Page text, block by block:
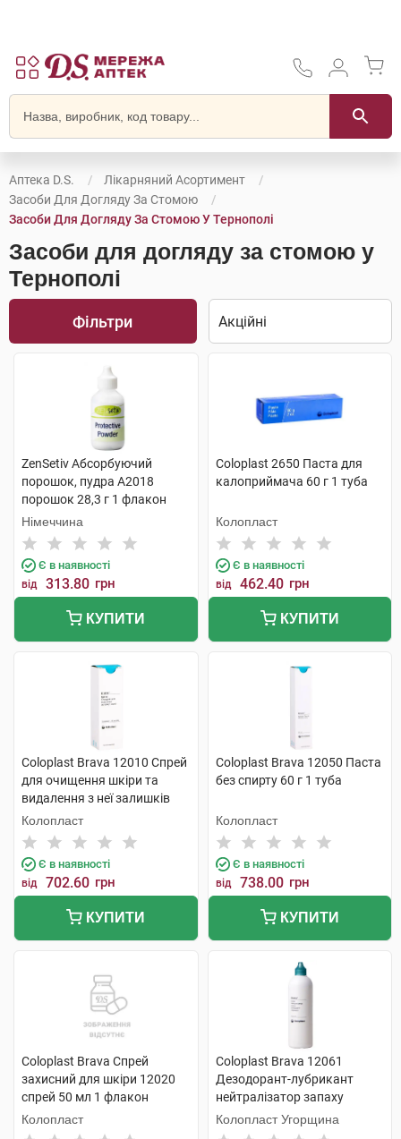
Аптека D.S.
Лікарняний Асортимент
Засоби Для Догляду За Стомою
Засоби Для Догляду За Стомою У Тернополі
Засоби для догляду за стомою у
Тернополі
Фільтри
ZenSetiv Абсорбуючий
порошок, пудра A2018
порошок 28,3 г 1 флакон
Німеччина
Є в наявності
від 313.80 грн
КУПИТИ
Coloplast 2650 Паста для
калоприймача 60 г 1 туба
Колопласт
Є в наявності
від 462.40 грн
КУПИТИ
Coloplast Brava 12010 Cпрей
для очищення шкіри та
видалення з неї залишків
адгезиву спрей 50 мл 1
флакон
Колопласт
Є в наявності
від 702.60 грн
КУПИТИ
Coloplast Brava 12050 Паста
без спирту 60 г 1 туба
Колопласт
Є в наявності
від 738.00 грн
КУПИТИ
Coloplast Brava Спрей
захисний для шкіри 12020
спрей 50 мл 1 флакон
Колопласт
Coloplast Brava 12061
Дезодорант-лубрикант
нейтралізатор запаху
дезодорант 240 мл 1 флакон
Колопласт Угорщина